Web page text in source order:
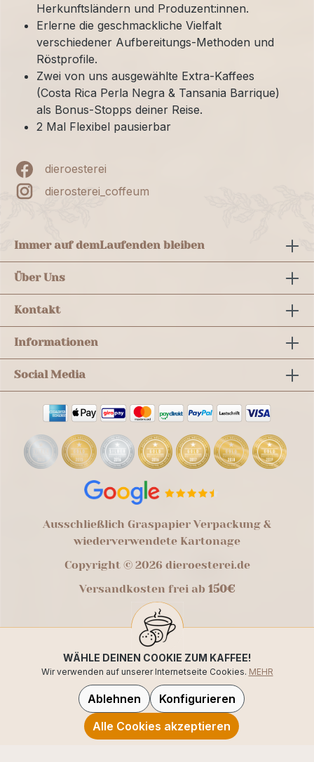
Herkunftsländern und Produzent:innen.
Erlerne die geschmackliche Vielfalt
verschiedener Aufbereitungs-Methoden und
Röstprofile.
Zwei von uns ausgewählte Extra-Kaffees
(Costa Rica Perla Negra & Tansania Barrique)
als Bonus-Stopps deiner Reise.
2 Mal Flexibel pausierbar
dieroesterei
dierosterei_coffeum
Immer auf demLaufenden bleiben
Über Uns
Kontakt
Informationen
Social Media
Ausschließlich Graspapier Verpackung &
wiederverwendete Kartonage
Copyright © 2026 dieroesterei.de
Versandkosten frei ab 150€
WÄHLE DEINEN COOKIE ZUM KAFFEE!
Wir verwenden auf unserer Internetseite Cookies. MEHR
Ablehnen
Konfigurieren
Alle Cookies akzeptieren